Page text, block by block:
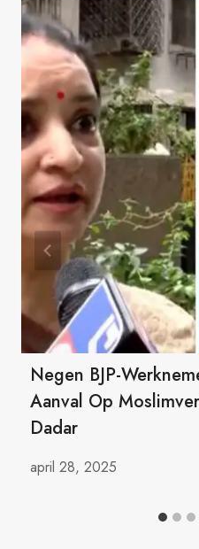
Negen BJP-
Aanval Op
Dadar
april 28, 2025